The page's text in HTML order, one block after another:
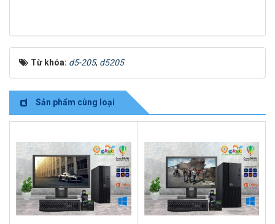
Từ khóa: d5-205, d5205
Sản phẩm cùng loại